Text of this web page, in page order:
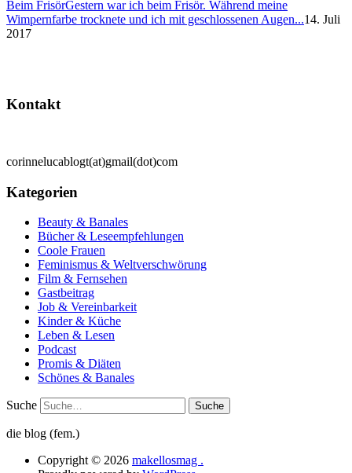
Beim FrisörGestern war ich beim Frisör. Während meine
Wimpernfarbe trocknete und ich mit geschlossenen Augen...14. Juli
2017
Kontakt
corinnelucablogt(at)gmail(dot)com
Kategorien
Beauty & Banales
Bücher & Leseempfehlungen
Coole Frauen
Feminismus & Weltverschwörung
Film & Fernsehen
Gastbeitrag
Job & Vereinbarkeit
Kinder & Küche
Leben & Lesen
Podcast
Promis & Diäten
Schönes & Banales
Suche
die blog (fem.)
Copyright © 2026 makellosmag .